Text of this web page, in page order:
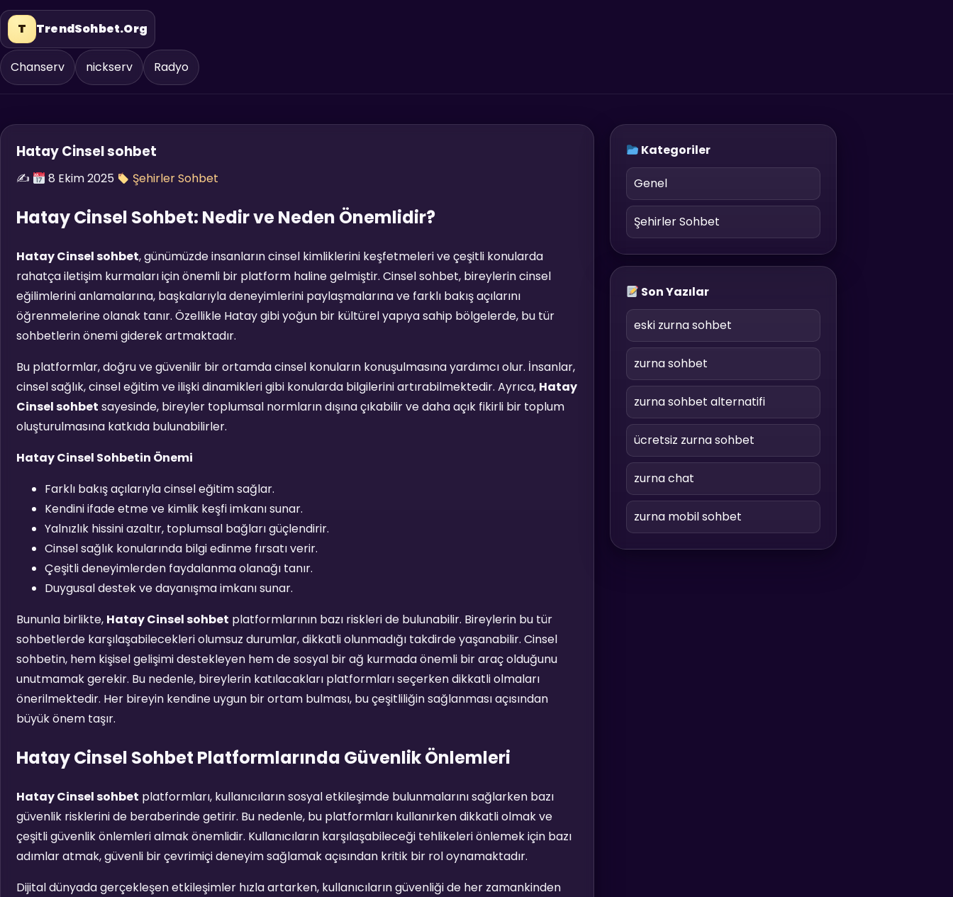
T TrendSohbet.Org
Chanserv nickserv Radyo
Hatay Cinsel sohbet
✍️ 8 Ekim 2025 Şehirler Sohbet
Hatay Cinsel Sohbet: Nedir ve Neden Önemlidir?
Hatay Cinsel sohbet, günümüzde insanların cinsel kimliklerini keşfetmeleri ve çeşitli konularda
rahatça iletişim kurmaları için önemli bir platform haline gelmiştir. Cinsel sohbet, bireylerin cinsel
eğilimlerini anlamalarına, başkalarıyla deneyimlerini paylaşmalarına ve farklı bakış açılarını
öğrenmelerine olanak tanır. Özellikle Hatay gibi yoğun bir kültürel yapıya sahip bölgelerde, bu tür
sohbetlerin önemi giderek artmaktadır.
Bu platformlar, doğru ve güvenilir bir ortamda cinsel konuların konuşulmasına yardımcı olur. İnsanlar,
cinsel sağlık, cinsel eğitim ve ilişki dinamikleri gibi konularda bilgilerini artırabilmektedir. Ayrıca, Hatay
Cinsel sohbet sayesinde, bireyler toplumsal normların dışına çıkabilir ve daha açık fikirli bir toplum
oluşturulmasına katkıda bulunabilirler.
Hatay Cinsel Sohbetin Önemi
Farklı bakış açılarıyla cinsel eğitim sağlar.
Kendini ifade etme ve kimlik keşfi imkanı sunar.
Yalnızlık hissini azaltır, toplumsal bağları güçlendirir.
Cinsel sağlık konularında bilgi edinme fırsatı verir.
Çeşitli deneyimlerden faydalanma olanağı tanır.
Duygusal destek ve dayanışma imkanı sunar.
Bununla birlikte, Hatay Cinsel sohbet platformlarının bazı riskleri de bulunabilir. Bireylerin bu tür
sohbetlerde karşılaşabilecekleri olumsuz durumlar, dikkatli olunmadığı takdirde yaşanabilir. Cinsel
sohbetin, hem kişisel gelişimi destekleyen hem de sosyal bir ağ kurmada önemli bir araç olduğunu
unutmamak gerekir. Bu nedenle, bireylerin katılacakları platformları seçerken dikkatli olmaları
önerilmektedir. Her bireyin kendine uygun bir ortam bulması, bu çeşitliliğin sağlanması açısından
büyük önem taşır.
Hatay Cinsel Sohbet Platformlarında Güvenlik Önlemleri
Hatay Cinsel sohbet platformları, kullanıcıların sosyal etkileşimde bulunmalarını sağlarken bazı
güvenlik risklerini de beraberinde getirir. Bu nedenle, bu platformları kullanırken dikkatli olmak ve
çeşitli güvenlik önlemleri almak önemlidir. Kullanıcıların karşılaşabileceği tehlikeleri önlemek için bazı
adımlar atmak, güvenli bir çevrimiçi deneyim sağlamak açısından kritik bir rol oynamaktadır.
Dijital dünyada gerçekleşen etkileşimler hızla artarken, kullanıcıların güvenliği de her zamankinden
Kategoriler
Genel
Şehirler Sohbet
Son Yazılar
eski zurna sohbet
zurna sohbet
zurna sohbet alternatifi
ücretsiz zurna sohbet
zurna chat
zurna mobil sohbet